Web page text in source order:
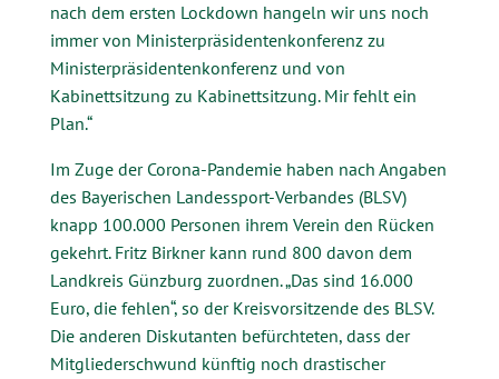
nach dem ersten Lockdown hangeln wir uns noch
immer von Ministerpräsidentenkonferenz zu
Ministerpräsidentenkonferenz und von
Kabinettsitzung zu Kabinettsitzung. Mir fehlt ein
Plan.“
Im Zuge der Corona-Pandemie haben nach Angaben
des Bayerischen Landessport-Verbandes (BLSV)
knapp 100.000 Personen ihrem Verein den Rücken
gekehrt. Fritz Birkner kann rund 800 davon dem
Landkreis Günzburg zuordnen. „Das sind 16.000
Euro, die fehlen“, so der Kreisvorsitzende des BLSV.
Die anderen Diskutanten befürchteten, dass der
Mitgliederschwund künftig noch drastischer